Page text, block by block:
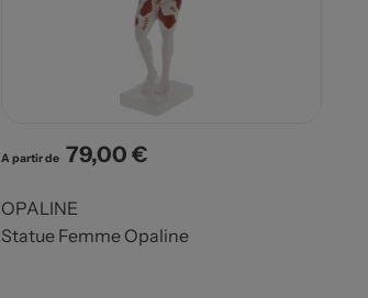
A partir de Prix
79,00 €
OPALINE
Statue Femme Opaline